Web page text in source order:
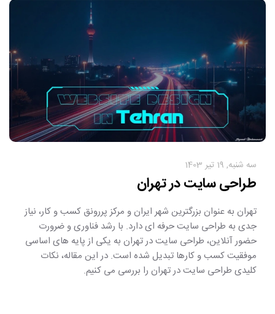
سه شنبه, 19 تیر 1403
طراحی سایت در تهران
تهران به‌ عنوان بزرگترین شهر ایران و مرکز پررونق کسب‌ و کار، نیاز
جدی به طراحی سایت حرفه‌ ای دارد. با رشد فناوری و ضرورت
حضور آنلاین، طراحی سایت در تهران به یکی از پایه‌ های اساسی
موفقیت کسب‌ و کارها تبدیل شده است. در این مقاله، نکات
کلیدی طراحی سایت در تهران را بررسی می‌ کنیم.